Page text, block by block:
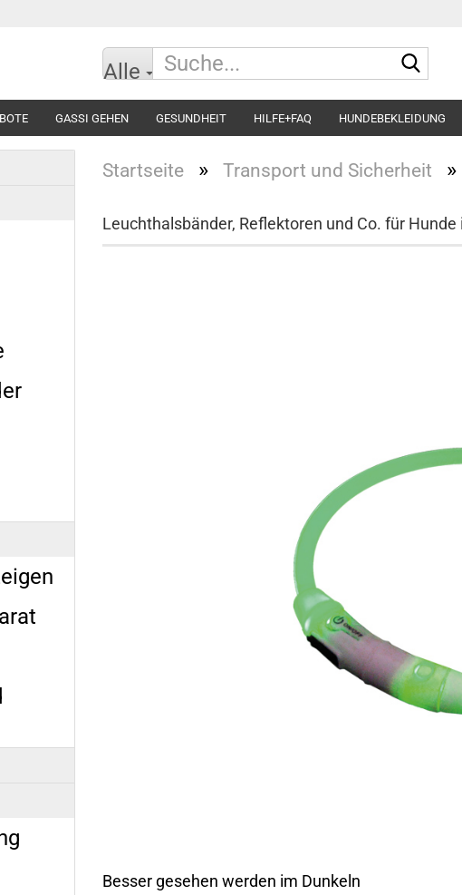
Alle
GASSI GEHEN GESUNDHEIT HILFE+FAQ HUNDEBEKLEIDUNG
Startseite » Transport und Sicherheit »
Leuchthalsbänder, Reflektoren und Co. für
Besser gesehen werden im Dunkeln